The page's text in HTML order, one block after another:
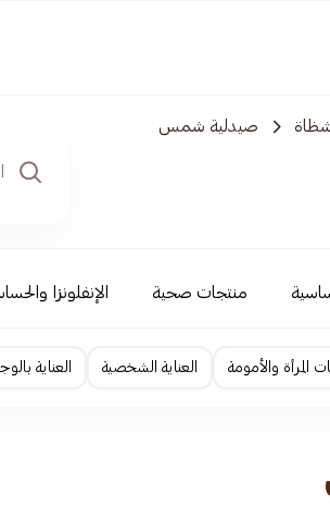
صيدلية شمس
منتجات صحية الإنفلونزا
المرأة والأمومة العناية الشخصية العناية